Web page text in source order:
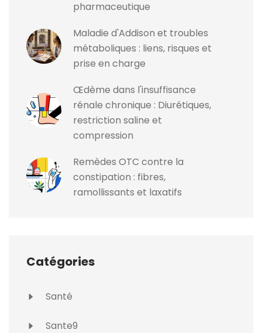
pharmaceutique
Maladie d'Addison et troubles
métaboliques : liens, risques et
prise en charge
Œdème dans l'insuffisance
rénale chronique : Diurétiques,
restriction saline et
compression
Remèdes OTC contre la
constipation : fibres,
ramollissants et laxatifs
Catégories
Santé
Sante9